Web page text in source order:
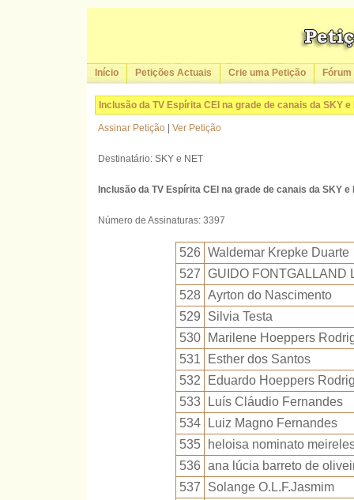
Início Petições Actuais Crie uma Petição Fórum
Inclusão da TV Espírita CEI na grade de canais da SKY e
Assinar Petição Ver Petição
Destinatário: SKY e NET
Inclusão da TV Espírita CEI na grade de canais da SKY e
Número de Assinaturas: 3397
526 Waldemar Krepke Duarte
527 GUIDO FONTGALLAND
528 Ayrton do Nascimento
529
Silvia Testa
530
Marilene Hoeppers
531
Esther dos Santos
532
Eduardo Hoeppers
533
Luís Cláudio Fernandes
534
Luiz Magno Fernandes
535
heloisa nominato
536 ana lúcia barreto de
537
Solange O.L.F.Jasmim